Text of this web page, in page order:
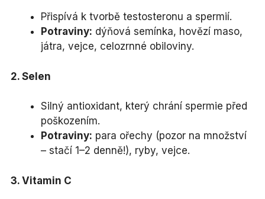
Přispívá k tvorbě testosteronu a spermií.
Potraviny: dýňová semínka, hovězí maso,
játra, vejce, celozrnné obiloviny.
2. Selen
Silný antioxidant, který chrání spermie před
poškozením.
Potraviny: para ořechy (pozor na množství
– stačí 1–2 denně!), ryby, vejce.
3. Vitamin C